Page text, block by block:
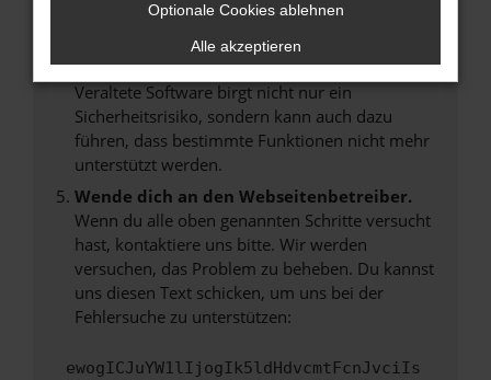
Stelle sicher, dass dein Browser und dein
Betriebssystem auf dem neuesten Stand
sind.
Veraltete Software birgt nicht nur ein
Sicherheitsrisiko, sondern kann auch dazu
führen, dass bestimmte Funktionen nicht mehr
unterstützt werden.
Wende dich an den Webseitenbetreiber.
Wenn du alle oben genannten Schritte versucht
hast, kontaktiere uns bitte. Wir werden
versuchen, das Problem zu beheben. Du kannst
uns diesen Text schicken, um uns bei der
Fehlersuche zu unterstützen:
ewogICJuYW1lIjogIk5ldHdvcmtFcnJvciIs
Optionale Cookies ablehnen
Alle akzeptieren